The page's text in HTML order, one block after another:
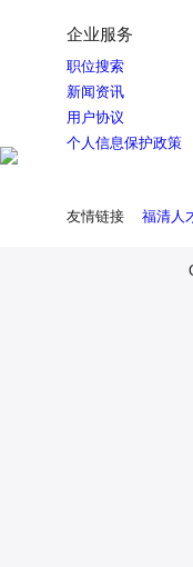
企业服务
职位搜索
新闻资讯
用户协议
个人信息保护政策
友情链接 福清人